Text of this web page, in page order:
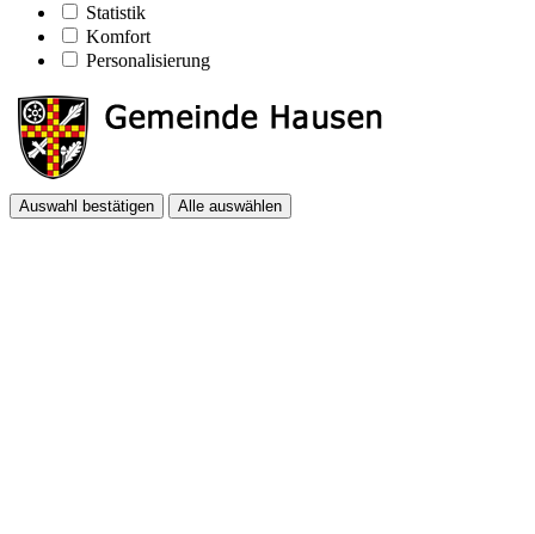
Statistik
Komfort
Personalisierung
Auswahl bestätigen Alle auswählen